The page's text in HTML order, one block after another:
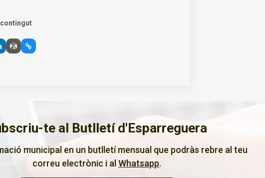
te al Butlletí d'Esparreguera
municipal en un butlletí mensual que podràs rebre al teu
correu electrònic i al Whatsapp.